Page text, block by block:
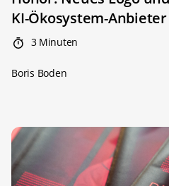
KI-Ökosystem-Anbieter
3 Minuten
Boris Boden